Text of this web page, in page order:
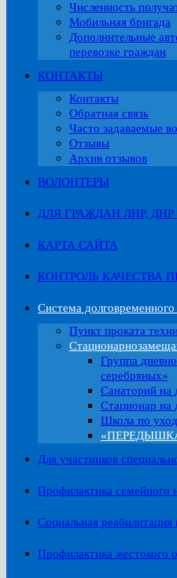
Численность
Мобильная бригада
Дополнительные
перевозке граждан
КОНТАКТЫ
Контакты
Обратная связь
Часто задаваемые
Отзывы
Архив отзывов
ВОЛОНТЕРЫ
ДЛЯ ГРАЖДАН ЛНР,
КАРТА САЙТА
КОНТРОЛЬ КАЧЕСТВА
Система долговременного
Пункт проката
Группа
серебряных»
Санаторий на
Стационар на
Школа по
Для участников
Профилактика семейного
Социальная
Профилактика